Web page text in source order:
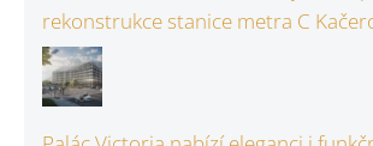
rekonstrukce stanice metra C